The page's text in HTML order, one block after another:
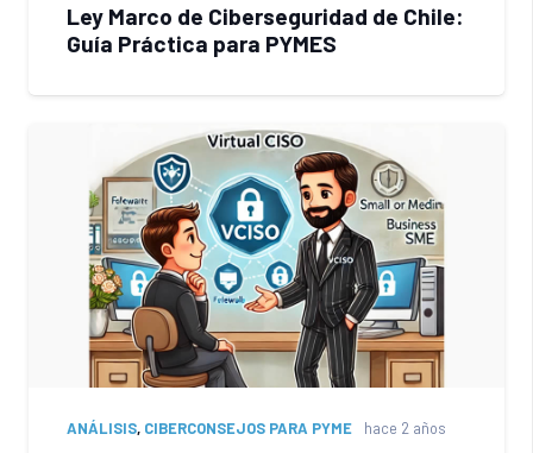
Ley Marco de Ciberseguridad de Chile:
Guía Práctica para PYMES
ANÁLISIS, CIBERCONSEJOS PARA PYME hace 2 años